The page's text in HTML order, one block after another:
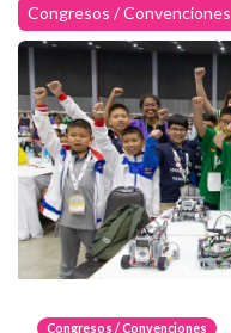
Congresos / Convenciones
Congresos / Convenciones